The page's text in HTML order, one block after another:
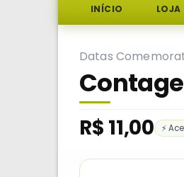
INÍCIO LOJA
Datas
R$ 11,00 ⚡